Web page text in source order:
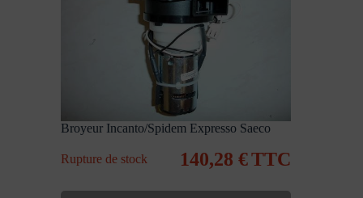
Broyeur Incanto/Spidem Expresso Saeco
Rupture de stock 140,28 €TTC